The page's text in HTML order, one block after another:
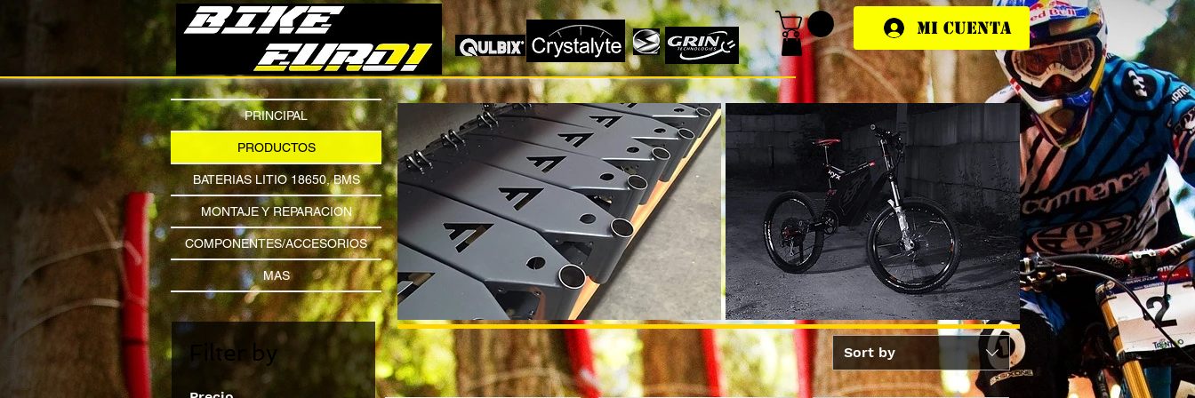
Mi cuenta
Filter by Sort by
PRINCIPAL
PRODUCTOS
BATERIAS LITIO 18650, BMS
MONTAJE Y REPARACION
COMPONENTES/ACCESORIOS
MAS